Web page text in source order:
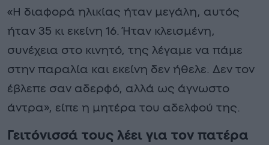
«Η διαφορά ηλικίας ήταν μεγάλη, αυτός
ήταν 35 κι εκείνη 16. Ήταν κλεισμένη,
συνέχεια στο κινητό, της λέγαμε να πάμε
στην παραλία και εκείνη δεν ήθελε. Δεν τον
έβλεπε σαν αδερφό, αλλά ως άγνωστο
άντρα», είπε η μητέρα του αδελφού της.
Γειτόνισσά τους λέει για τον πατέρα